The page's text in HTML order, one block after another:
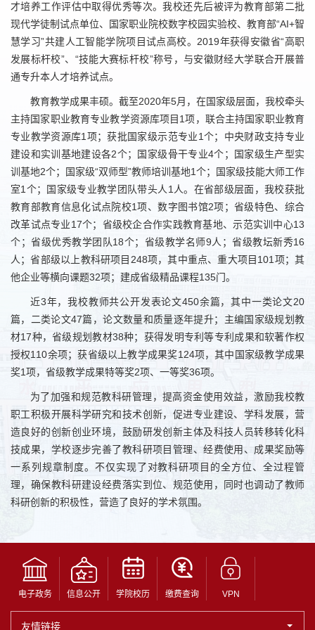
才培养工作评估中取得优秀等次。我校还先后被评为教育部第二批
现代学徒制试点单位、国家职业院校数字校园实验校、教育部“AI+智
慧学习”共建人工智能学院项目试点高校。2019年获得安徽省“高职
发展标杆校”、“技能大赛标杆校”称号，与安徽财经大学联合开展普
通专升本人才培养试点。
教育教学成果丰硕。截至2020年5月，在国家级层面，我校牵头
主持国家职业教育专业教学资源库项目1项，联合主持国家职业教育
专业教学资源库1项；获批国家级示范专业1个；中央财政支持专业
建设和实训基地建设各2个；国家级骨干专业4个；国家级生产型实
训基地2个；国家级“双师型”教师培训基地1个；国家级技能大师工作
室1个；国家级专业教学团队带头人1人。在省部级层面，我校获批
教育部教育信息化试点院校1项、数字图书馆2项；省级特色、综合
改革试点专业17个；省级校企合作实践教育基地、示范实训中心13
个；省级优秀教学团队18个；省级教学名师9人；省级教坛新秀16
人；省部级以上教科研项目248项，其中重点、重大项目101项；其
他企业等横向课题32项；建成省级精品课程135门。
近3年，我校教师共公开发表论文450余篇，其中一类论文20
篇，二类论文47篇，论文数量和质量逐年提升；主编国家级规划教
材17种，省级规划教材38种；获得发明专利等专利成果和软著作权
授权110余项；获省级以上教学成果奖124项，其中国家级教学成果
奖1项，省级教学成果特等奖2项、一等奖36项。
为了加强和规范教科研管理，提高资金使用效益，激励我校教
职工积极开展科学研究和技术创新，促进专业建设、学科发展，营
造良好的创新创业环境，鼓励研发创新主体及科技人员转移转化科
技成果，学校逐步完善了教科研项目管理、经费使用、成果奖励等
一系列规章制度。不仅实现了对教科研项目的全方位、全过程管
理，确保教科研建设经费落实到位、规范使用，同时也调动了教师
科研创新的积极性，营造了良好的学术氛围。
电子政务 信息公开 学院校历 缴费查询 VPN
友情链接